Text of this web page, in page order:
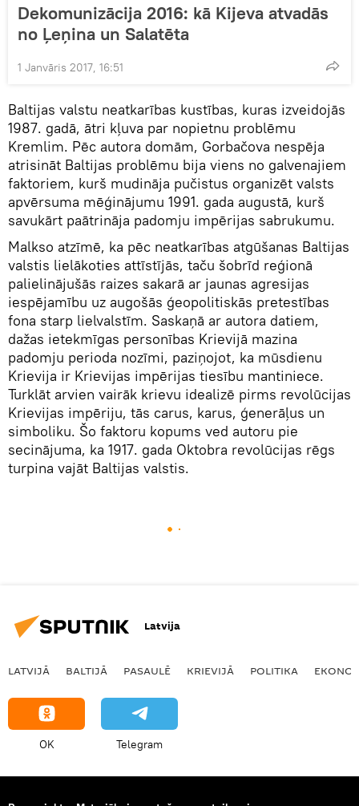
Dekomunizācija 2016: kā Kijeva atvadās
no Ļeņina un Salatēta
1 Janvāris 2017, 16:51
Baltijas valstu neatkarības kustības, kuras izveidojās
1987. gadā, ātri kļuva par nopietnu problēmu
Kremlim. Pēc autora domām, Gorbačova nespēja
atrisināt Baltijas problēmu bija viens no galvenajiem
faktoriem, kurš mudināja pučistus organizēt valsts
apvērsuma mēģinājumu 1991. gada augustā, kurš
savukārt paātrināja padomju impērijas sabrukumu.
Malkso atzīmē, ka pēc neatkarības atgūšanas Baltijas
valstis lielākoties attīstījās, taču šobrīd reģionā
palielinājušās raizes sakarā ar jaunas agresijas
iespējamību uz augošās ģeopolitiskās pretestības
fona starp lielvalstīm. Saskaņā ar autora datiem,
dažas ietekmīgas personības Krievijā mazina
padomju perioda nozīmi, paziņojot, ka mūsdienu
Krievija ir Krievijas impērijas tiesību mantiniece.
Turklāt arvien vairāk krievu idealizē pirms revolūcijas
Krievijas impēriju, tās carus, karus, ģenerāļus un
simboliku. Šo faktoru kopums ved autoru pie
secinājuma, ka 1917. gada Oktobra revolūcijas rēgs
turpina vajāt Baltijas valstis.
Latvija
LATVIJĀ BALTIJĀ PASAULĒ KRIEVIJĀ POLITIKA
OK Telegram